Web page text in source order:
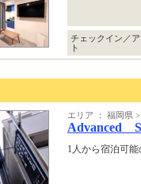
チェックイン／
ト
エリア ： 福岡県
Advanced
1人から宿泊可